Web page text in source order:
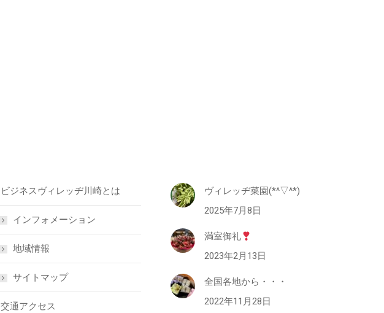
ビジネスヴィレッヂ川崎とは
インフォメーション
地域情報
サイトマップ
交通アクセス
ヴィレッヂ菜園(*^▽^*)
2025年7月8日
満室御礼
2023年2月13日
全国各地から・・・
2022年11月28日